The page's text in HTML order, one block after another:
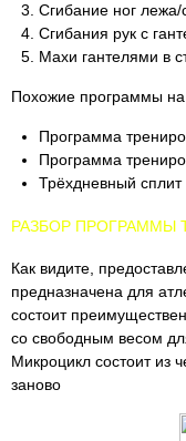
Сгибание ног
Сгибания рук с
Махи гантелями в
Похожие программы на
Программа
Программа
Трёхдневный
РАЗБОР ПРОГРАММЫ
Как видите,
предназначена для
состоит
со свободным весом
Микроцикл состоит из
заново